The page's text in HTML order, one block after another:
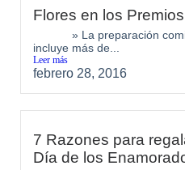
Flores en los
» La preparación
incluye más de...
Leer más
febrero 28, 2016
7 Razones para
Día de los